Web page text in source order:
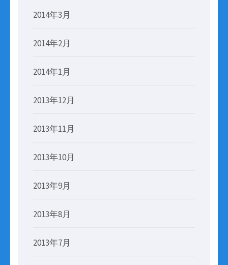
2014年3月
2014年2月
2014年1月
2013年12月
2013年11月
2013年10月
2013年9月
2013年8月
2013年7月